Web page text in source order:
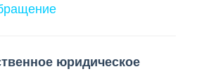
юридическое